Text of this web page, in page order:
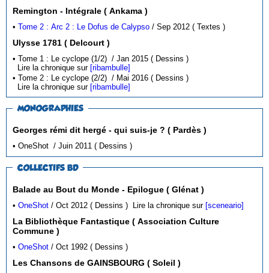
Remington - Intégrale ( Ankama )
•Tome 2 : Arc 2 : Le Dofus de Calypso / Sep 2012 ( Textes )
Ulysse 1781 ( Delcourt )
• Tome 1 : Le cyclope (1/2) / Jan 2015 ( Dessins )
Lire la chronique sur [ribambulle]
• Tome 2 : Le cyclope (2/2) / Mai 2016 ( Dessins )
Lire la chronique sur [ribambulle]
MONOGRAPHIES
Georges rémi dit hergé - qui suis-je ? ( Pardès )
• OneShot / Juin 2011 ( Dessins )
COLLECTIFS BD
Balade au Bout du Monde - Epilogue ( Glénat )
•OneShot / Oct 2012 ( Dessins ) Lire la chronique sur [sceneario]
La Bibliothèque Fantastique ( Association Culture
Commune )
•OneShot / Oct 1992 ( Dessins )
Les Chansons de GAINSBOURG ( Soleil )